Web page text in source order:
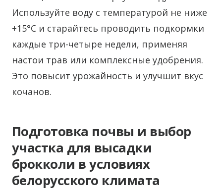
Используйте воду с температурой не ниже
+15°С и старайтесь проводить подкормки
каждые три-четыре недели, применяя
настои трав или комплексные удобрения.
Это повысит урожайность и улучшит вкус
кочанов.
Подготовка почвы и выбор
участка для высадки
брокколи в условиях
белорусского климата